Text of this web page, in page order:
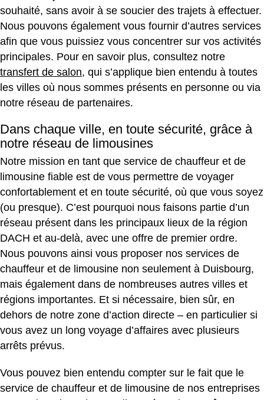
souhaité, sans avoir à se soucier des trajets à effectuer.
Nous pouvons également vous fournir d’autres services
afin que vous puissiez vous concentrer sur vos activités
principales. Pour en savoir plus, consultez notre
transfert de salon, qui s’applique bien entendu à toutes
les villes où nous sommes présents en personne ou via
notre réseau de partenaires.
Dans chaque ville, en toute sécurité, grâce à
notre réseau de limousines
Notre mission en tant que service de chauffeur et de
limousine fiable est de vous permettre de voyager
confortablement et en toute sécurité, où que vous soyez
(ou presque). C’est pourquoi nous faisons partie d’un
réseau présent dans les principaux lieux de la région
DACH et au-delà, avec une offre de premier ordre.
Nous pouvons ainsi vous proposer nos services de
chauffeur et de limousine non seulement à Duisbourg,
mais également dans de nombreuses autres villes et
régions importantes. Et si nécessaire, bien sûr, en
dehors de notre zone d’action directe – en particulier si
vous avez un long voyage d’affaires avec plusieurs
arrêts prévus.
Vous pouvez bien entendu compter sur le fait que le
service de chauffeur et de limousine de nos entreprises